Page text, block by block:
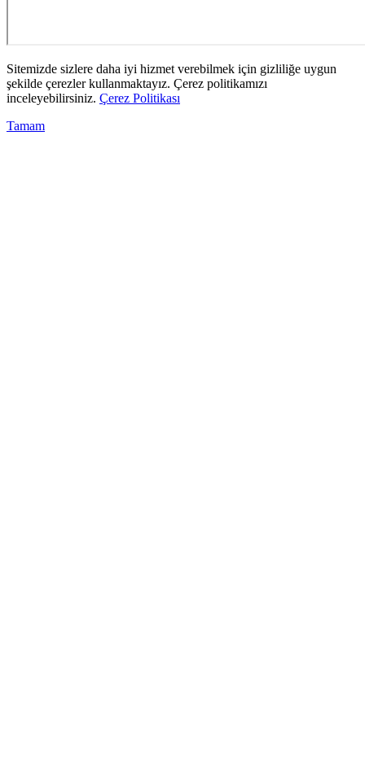
Sitemizde sizlere daha iyi hizmet verebilmek için gizliliğe uygun
şekilde çerezler kullanmaktayız. Çerez politikamızı
inceleyebilirsiniz. Çerez Politikası
Tamam